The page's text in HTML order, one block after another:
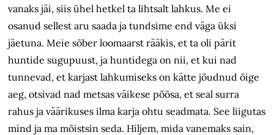
vanaks jäi, siis ühel hetkel ta lihtsalt lahkus. Me ei
osanud sellest aru saada ja tundsime end väga üksi
jäetuna. Meie sõber loomaarst rääkis, et ta oli pärit
huntide sugupuust, ja huntidega on nii, et kui nad
tunnevad, et karjast lahkumiseks on kätte jõudnud õige
aeg, otsivad nad metsas väikese põõsa, et seal surra
rahus ja väärikuses ilma karja ohtu seadmata. See liigutas
mind ja ma mõistsin seda. Hiljem, mida vanemaks sain,